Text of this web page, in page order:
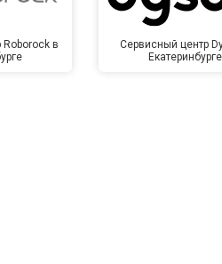
в
Сервисный центр
Екатеринбурге